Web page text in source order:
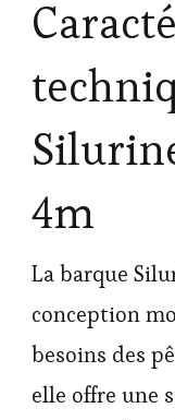
4m
La barque
conception
besoins des
elle offre une